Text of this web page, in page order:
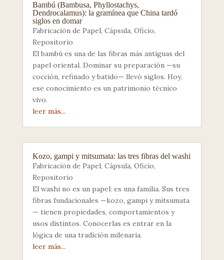
Bambú (Bambusa, Phyllostachys,
Dendrocalamus): la gramínea que China tardó
siglos en domar
Fabricación de Papel, Cápsula, Oficio,
Repositorio
El bambú es una de las fibras más antiguas del
papel oriental. Dominar su preparación —su
cocción, refinado y batido— llevó siglos. Hoy,
ese conocimiento es un patrimonio técnico
vivo.
leer más...
Kozo, gampi y mitsumata: las tres fibras del washi
Fabricación de Papel, Cápsula, Oficio,
Repositorio
El washi no es un papel: es una familia. Sus tres
fibras fundacionales —kozo, gampi y mitsumata
— tienen propiedades, comportamientos y
usos distintos. Conocerlas es entrar en la
lógica de una tradición milenaria.
leer más...